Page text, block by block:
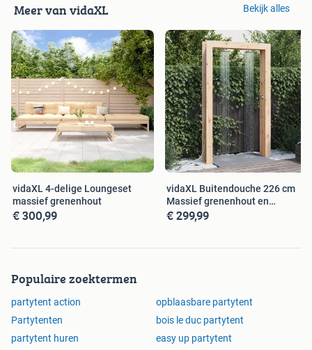
Meer van vidaXL Bekijk alles
vidaXL 4-delige Loungeset
massief grenenhout
€ 300,99
vidaXL Buitendouche 226 cm
Massief grenenhout en
roestvrij
€ 299,99
Populaire zoektermen
partytent action
opblaasbare partytent
Partytenten
bois le duc partytent
partytent huren
easy up partytent